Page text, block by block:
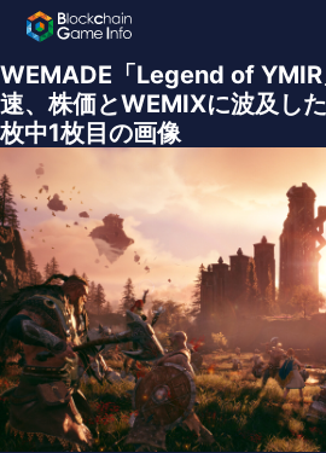
WEMADE「Legend of
速、株価とWEMIXに波及し
枚中1枚目の画像